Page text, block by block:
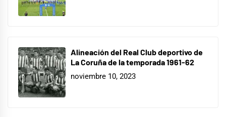
Alineación del Real Club deportivo de
La Coruña de la temporada 1961-62
noviembre 10, 2023